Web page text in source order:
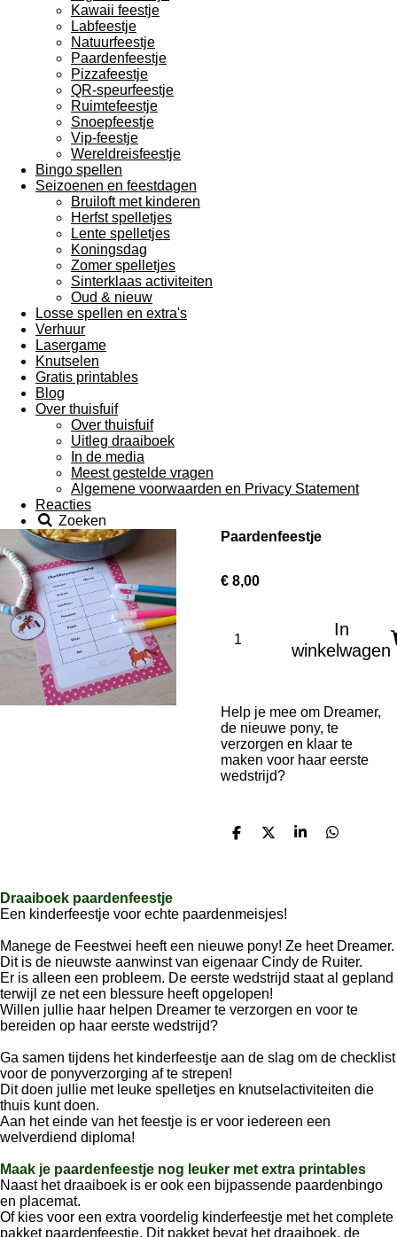
Kawaii feestje
Labfeestje
Natuurfeestje
Paardenfeestje
Pizzafeestje
QR-speurfeestje
Ruimtefeestje
Snoepfeestje
Vip-feestje
Wereldreisfeestje
Bingo spellen
Seizoenen en feestdagen
Bruiloft met kinderen
Herfst spelletjes
Lente spelletjes
Koningsdag
Zomer spelletjes
Sinterklaas activiteiten
Oud & nieuw
Losse spellen en extra's
Verhuur
Lasergame
Knutselen
Gratis printables
Blog
Over thuisfuif
Over thuisfuif
Uitleg draaiboek
In de media
Meest gestelde vragen
Algemene voorwaarden en Privacy Statement
Reacties
Zoeken
Paardenfeestje
€ 8,00
In
winkelwagen
Help je mee om Dreamer,
de nieuwe pony, te
verzorgen en klaar te
maken voor haar eerste
wedstrijd?
D
D
S
D
Draaiboek paardenfeestje
Een kinderfeestje voor echte paardenmeisjes!
Manege de Feestwei heeft een nieuwe pony! Ze heet Dreamer.
Dit is de nieuwste aanwinst van eigenaar Cindy de Ruiter.
Er is alleen een probleem. De eerste wedstrijd staat al gepland
terwijl ze net een blessure heeft opgelopen!
Willen jullie haar helpen Dreamer te verzorgen en voor te
bereiden op haar eerste wedstrijd?
Ga samen tijdens het kinderfeestje aan de slag om de checklist
voor de ponyverzorging af te strepen!
Dit doen jullie met leuke spelletjes en knutselactiviteiten die
thuis kunt doen.
Aan het einde van het feestje is er voor iedereen een
welverdiend diploma!
Maak je paardenfeestje nog leuker met extra printables
Naast het draaiboek is er ook een bijpassende paardenbingo
en placemat.
Of kies voor een extra voordelig kinderfeestje met het complete
pakket paardenfeestje. Dit pakket bevat het draaiboek, de